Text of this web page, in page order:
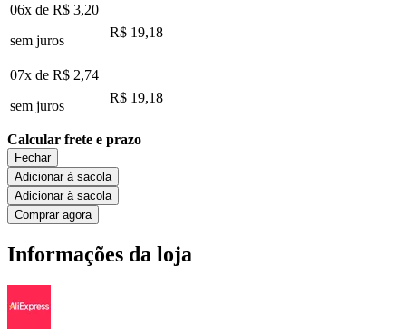
06x de R$ 3,20
sem juros
R$ 19,18
07x de R$ 2,74
sem juros
R$ 19,18
Calcular frete e prazo
Fechar
Adicionar à sacola
Adicionar à sacola
Comprar agora
Informações da loja